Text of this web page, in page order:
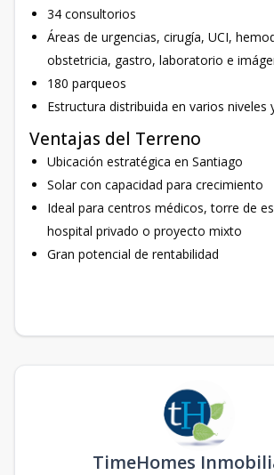
34 consultorios
Áreas de urgencias, cirugía, UCI,
obstetricia, gastro, laboratorio e
180 parqueos
Estructura distribuida en varios niveles
Ventajas del Terreno
Ubicación estratégica en Santiago
Solar con capacidad para crecimiento
Ideal para centros médicos, torre de
hospital privado o proyecto mixto
Gran potencial de rentabilidad
TimeHomes